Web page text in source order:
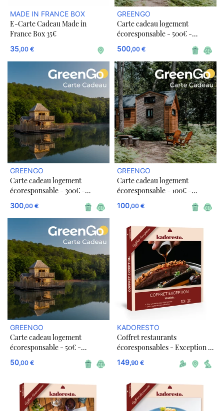
MADE IN FRANCE BOX
E-Carte Cadeau Made in
France Box 35€
35,00 €
GREENGO
Carte cadeau logement
écoresponsable - 500€ -
GreenGo
500,00 €
GREENGO
Carte cadeau logement
écoresponsable - 300€ -
GreenGo
300,00 €
GREENGO
Carte cadeau logement
écoresponsable - 100€ -
GreenGo
100,00 €
GREENGO
Carte cadeau logement
écoresponsable - 50€ -
GreenGo
50,00 €
KADORESTO
Coffret restaurants
écoresponsables - Exception -
dématérialisé
149,90 €